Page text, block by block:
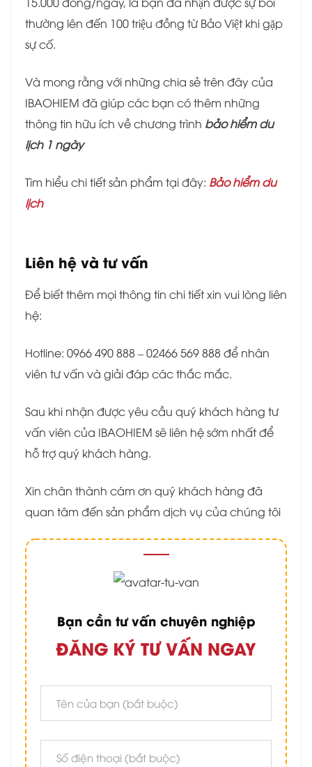
thường lên đến 100 triệu đồng từ Bảo Việt khi gặp
sự cố.
Và mong rằng với những chia sẻ trên đây của
IBAOHIEM đã giúp các bạn có thêm những
thông tin hữu ích về chương trình bảo hiểm du
lịch 1 ngày
Tìm hiểu chi tiết sản phẩm tại đây: Bảo hiểm du
lịch
Liên hệ và tư vấn
Để biết thêm mọi thông tin chi tiết xin vui lòng liên
hệ:
Hotline: 0966 490 888 – 02466 569 888 để nhân
viên tư vấn và giải đáp các thắc mắc.
Sau khi nhận được yêu cầu quý khách hàng tư
vấn viên của IBAOHIEM sẽ liên hệ sớm nhất để
hỗ trợ quý khách hàng.
Xin chân thành cám ơn quý khách hàng đã
quan tâm đến sản phẩm dịch vụ của chúng tôi
Bạn cần tư vấn chuyên nghiệp
ĐĂNG KÝ TƯ VẤN NGAY